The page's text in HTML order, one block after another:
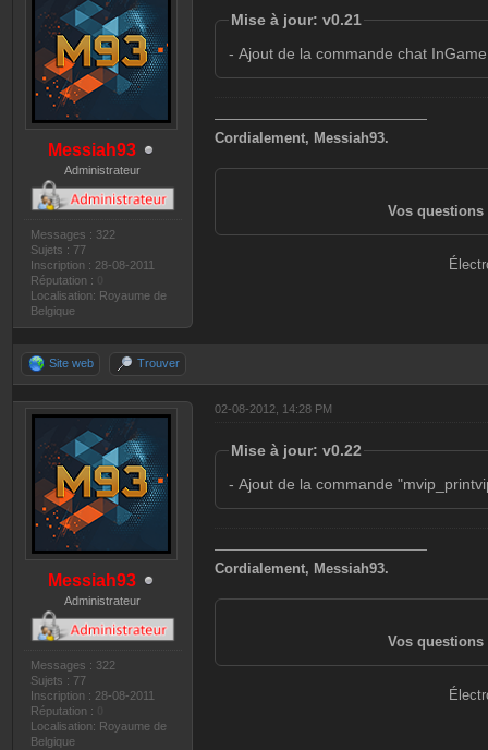
Messiah93
Administrateur
Messages : 322
Sujets : 77
Inscription : 28-08-2011
Réputation :
Localisation: Royaume de
Belgique
Mise à jour: v0.21
- Ajout de la commande chat
———————————————
Cordialement, Messiah93.
Vos questions
Site web Trouver
Messiah93
Administrateur
Messages : 322
Sujets : 77
Inscription : 28-08-2011
Réputation :
Localisation: Royaume de
Belgique
02-08-2012, 14:28 PM
Mise à jour: v0.22
- Ajout de la commande
———————————————
Cordialement, Messiah93.
Vos questions